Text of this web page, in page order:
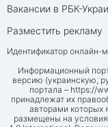
Вакансии в РБК-
Разместить рекламу
Идентификатор онлайн-
Информационный
версию (украинскую,
портала – https://
принадлежат их
авторами которых
размещены на